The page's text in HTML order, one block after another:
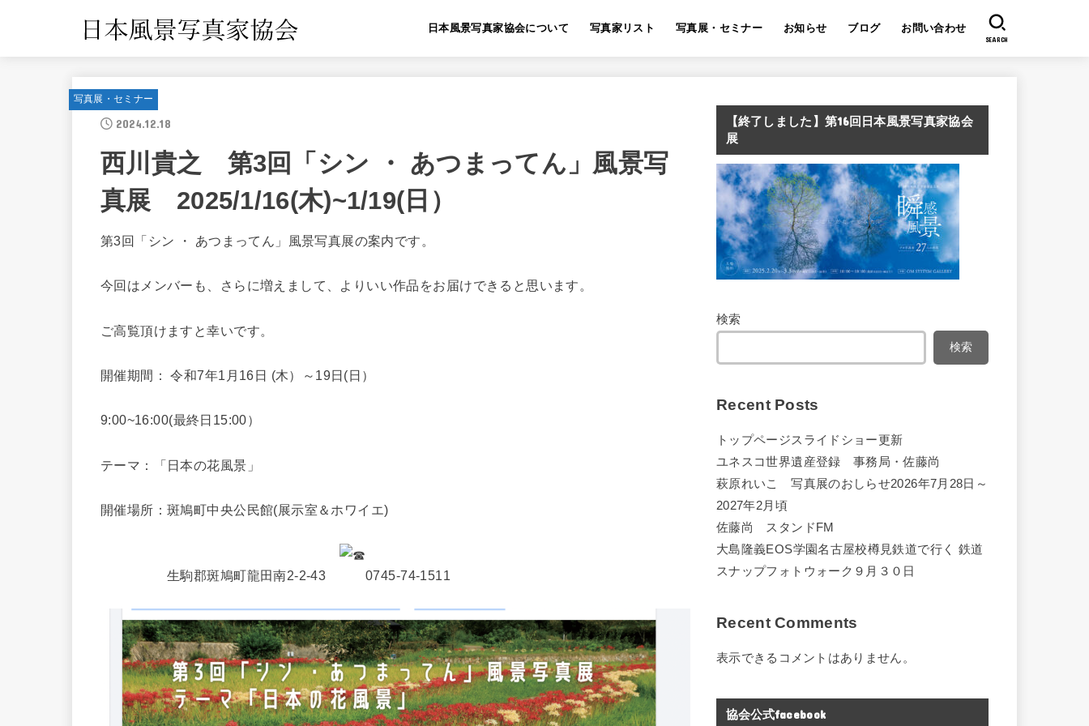
日本風景写真家協会について 写真家リスト 写真展・セミナー お知らせ ブログ お問い合わせ
SEARCH
写真展・セミナー
2024.12.18
西川貴之 第3回「シン ・ あつまってん」風景写
真展 2025/1/16(木)~1/19(日）
第3回「シン ・ あつまってん」風景写真展の案内です。
今回はメンバーも、さらに増えまして、よりいい作品をお届けできると思います。
ご高覧頂けますと幸いです。
開催期間： 令和7年1月16日 (木）～19日(日）
9:00~16:00(最終日15:00）
テーマ：「日本の花風景」
開催場所：斑鳩町中央公民館(展示室＆ホワイエ)
生駒郡斑鳩町龍田南2-2-43 0745-74-1511
【終了しました】第16回日本風景写真家協会
展
検索
検索
Recent Posts
トップページスライドショー更新
ユネスコ世界遺産登録 事務局・佐藤尚
萩原れいこ 写真展のおしらせ2026年7月28日～
2027年2月頃
佐藤尚 スタンドFM
大島隆義EOS学園名古屋校樽見鉄道で行く 鉄道
スナップフォトウォーク９月３０日
Recent Comments
表示できるコメントはありません。
協会公式facebook